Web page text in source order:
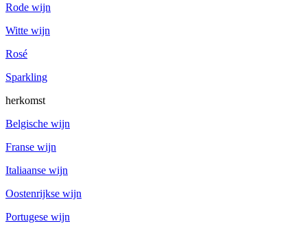
Rode wijn
Witte wijn
Rosé
Sparkling
herkomst
Belgische wijn
Franse wijn
Italiaanse wijn
Oostenrijkse wijn
Portugese wijn